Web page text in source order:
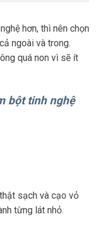
hơn, thì nên chọn
ngoài và trong.
quá non vì sẽ ít
bột tinh nghệ
sạch và cạo vỏ
từng lát nhỏ.